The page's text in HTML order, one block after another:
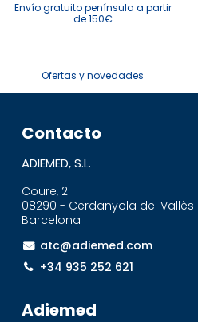
Envío gratuito península a partir
de 150€
Ofertas y novedades
Contacto
ADIEMED, S.L.
Coure, 2.
08290 - Cerdanyola del Vallès
Barcelona
atc@adiemed.com
+34 935 252 621
Adiemed